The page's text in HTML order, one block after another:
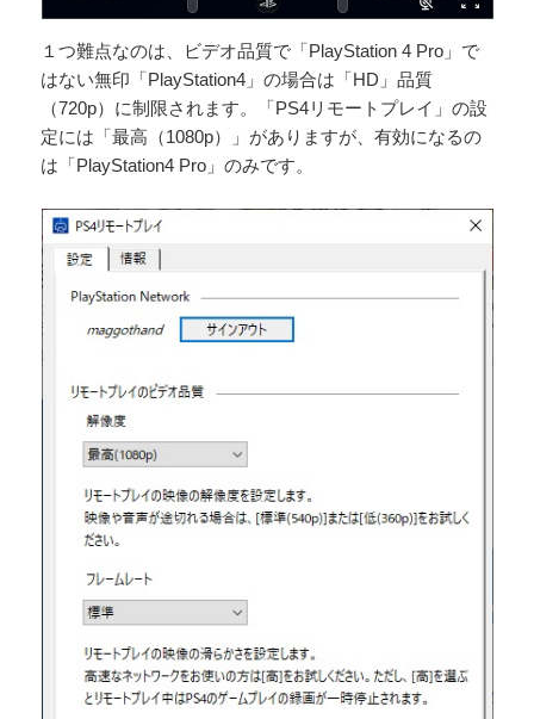
１つ難点なのは、ビデオ品質で「PlayStation 4 Pro」で
はない無印「PlayStation4」の場合は「HD」品質
（720p）に制限されます。「PS4リモートプレイ」の設
定には「最高（1080p）」がありますが、有効になるの
は「PlayStation4 Pro」のみです。